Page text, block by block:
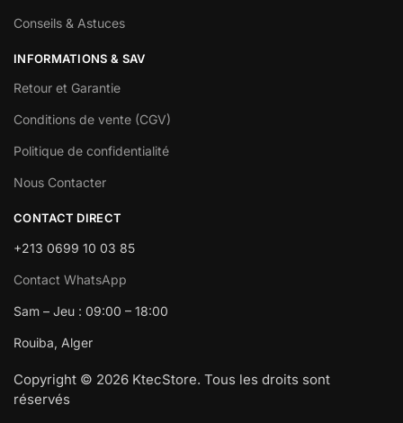
Conseils & Astuces
INFORMATIONS & SAV
Retour et Garantie
Conditions de vente (CGV)
Politique de confidentialité
Nous Contacter
CONTACT DIRECT
+213 0699 10 03 85
Contact WhatsApp
Sam – Jeu : 09:00 – 18:00
Rouiba, Alger
Copyright © 2026 KtecStore. Tous les droits sont
réservés